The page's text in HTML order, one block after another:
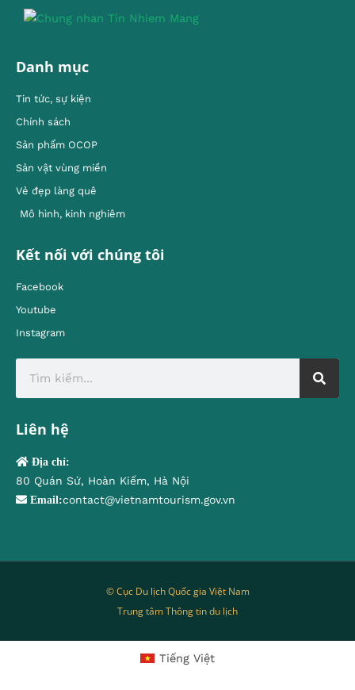
Danh mục
Tin tức, sự kiện
Chính sách
Sản phẩm OCOP
Sản vật vùng miền
Vẻ đẹp làng quê
Mô hình, kinh nghiêm
Kết nối với chúng tôi
Facebook
Youtube
Instagram
Liên hệ
Địa chỉ:
80 Quán Sứ, Hoàn Kiếm, Hà Nội
Email:contact@vietnamtourism.gov.vn
© Cục Du lịch Quốc gia Việt Nam
Trung tâm Thông tin du lịch
Tiếng Việt